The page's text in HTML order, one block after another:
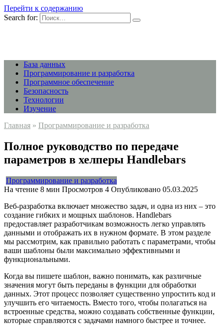
Перейти к содержанию
Search for:
База данных
Программирование и разработка
Программное обеспечение
Безопасность
Технологии
Изучение
Главная » Программирование и разработка
Полное руководство по передаче
параметров в хелперы Handlebars
Программирование и разработка
На чтение 8 мин Просмотров 4 Опубликовано 05.03.2025
Веб-разработка включает множество задач, и одна из них – это
создание гибких и мощных шаблонов. Handlebars
предоставляет разработчикам возможность легко управлять
данными и отображать их в нужном формате. В этом разделе
мы рассмотрим, как правильно работать с параметрами, чтобы
ваши шаблоны были максимально эффективными и
функциональными.
Когда вы пишете шаблон, важно понимать, как различные
значения могут быть переданы в функции для обработки
данных. Этот процесс позволяет существенно упростить код и
улучшить его читаемость. Вместо того, чтобы полагаться на
встроенные средства, можно создавать собственные функции,
которые справляются с задачами намного быстрее и точнее.